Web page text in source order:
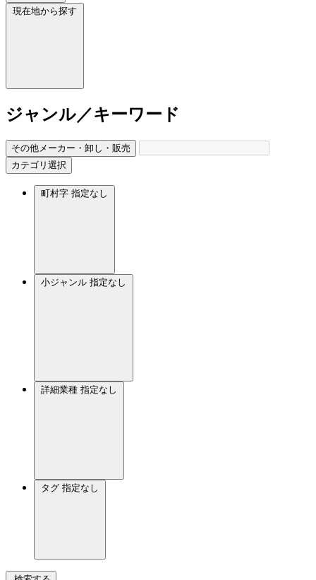
現在地から探す
ジャンル／キーワード
その他メーカー・卸し・販売
カテゴリ選択
町村字 指定なし
小ジャンル 指定なし
詳細業種 指定なし
タグ 指定なし